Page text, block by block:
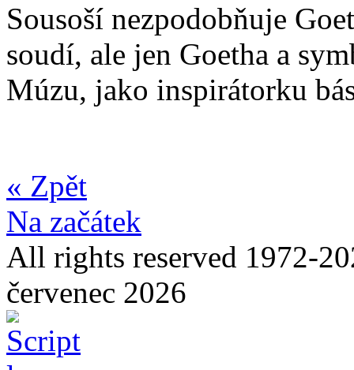
Sousoší nezpodobňuje
soudí, ale jen Goetha a
Múzu, jako inspirátorku
« Zpět
Na začátek
All rights reserved 1972-
červenec 2026